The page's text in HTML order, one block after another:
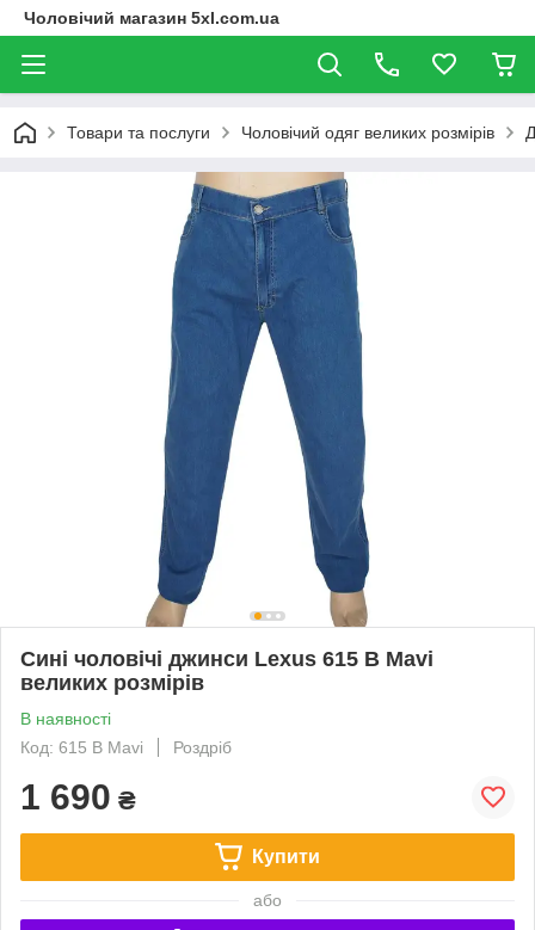
Чоловічий магазин 5xl.com.ua
Товари та послуги Чоловічий одяг великих розмірів
Сині чоловічі джинси Lexus 615 B Mavi
великих розмірів
В наявності
Код: 615 B Mavi
Роздріб
1 690 ₴
Купити
або